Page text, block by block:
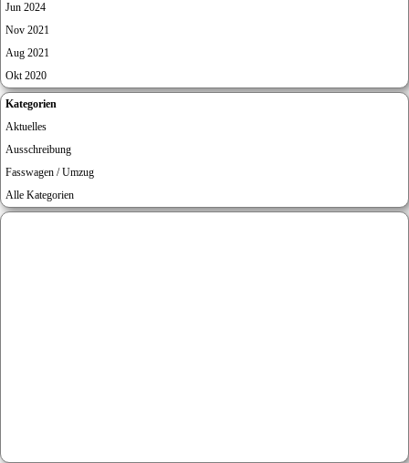
Jun 2024
Nov 2021
Aug 2021
Okt 2020
Block überspringen Kategorien
Kategorien
Aktuelles
Ausschreibung
Fasswagen / Umzug
Alle Kategorien
Block überspringen